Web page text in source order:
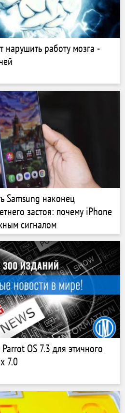
нарушить работу мозга -
Samsung наконец
застоя: почему iPhone
сигналом
OS 7.3 для этичного
7.0